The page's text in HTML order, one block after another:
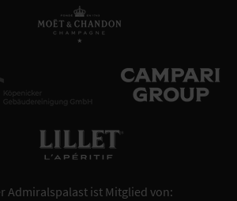
Admiralspalast ist Mitglied von: